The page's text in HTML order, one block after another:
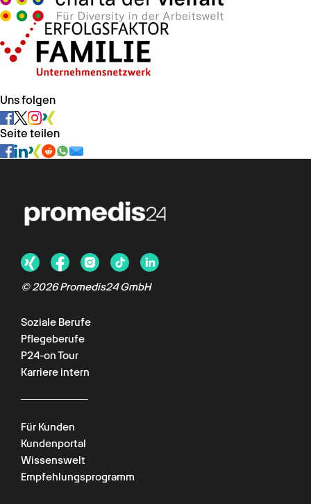
Uns folgen
Seite teilen
© 2026 Promedis24 GmbH
Soziale Berufe
Pflegeberufe
P24-on Tour
Karriere intern
Für Kunden
Kundenportal
Wissenswelt
Empfehlungsprogramm